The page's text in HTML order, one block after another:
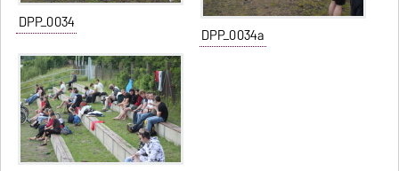
DPP_0034
DPP_0034a